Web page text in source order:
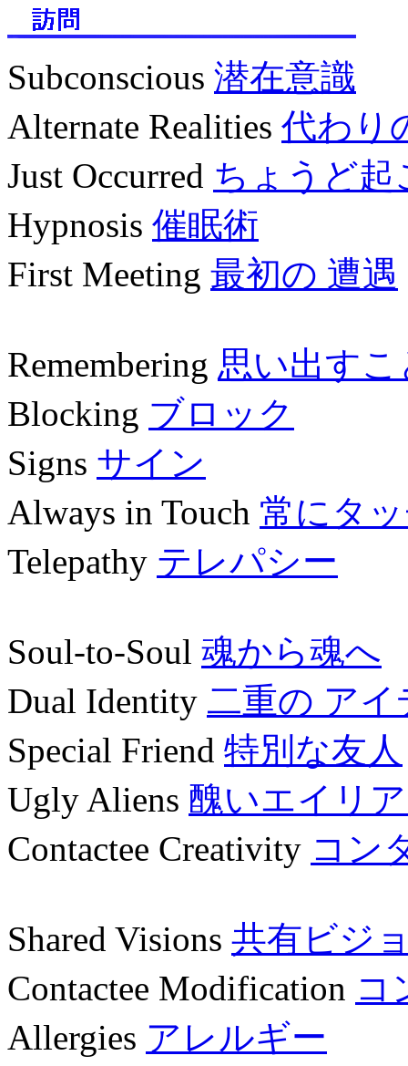
Subconscious 潜在意識
Alternate Realities 代わり
Just Occurred ちょうど起
Hypnosis 催眠術
First Meeting 最初の 遭遇
Remembering 思い出すこ
Blocking ブロック
Signs サイン
Always in Touch 常にタ
Telepathy テレパシー
Soul-to-Soul 魂から魂へ
Dual Identity 二重の ア
Special Friend 特別な友人
Ugly Aliens 醜いエイリ
Contactee Creativity コン
Shared Visions 共有ビジ
Contactee Modification コ
Allergies アレルギー